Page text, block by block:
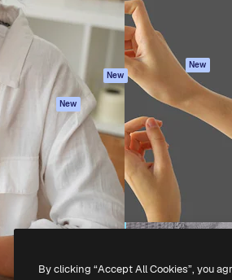
Gerador de vídeos
Texto para voz
Conteúdo de stock
MCP para
Claude/ChatGPT
New
Agentes New
API
App móvel
Todas as
ferramentas
condições
Política de
privacidade
Originais New
Política de cookies
Central de
confiabilidade
Afiliados
Empresas
Todos os direitos reservados.
By clicking “Accept All Cookies”, you